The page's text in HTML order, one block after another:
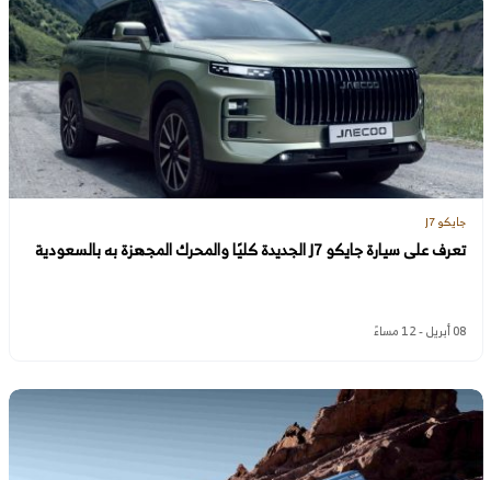
جايكو J7
تعرف على سيارة جايكو J7 الجديدة كليًا والمحرك المجهزة به بالسعودية
08 أبريل - 12 مساءً